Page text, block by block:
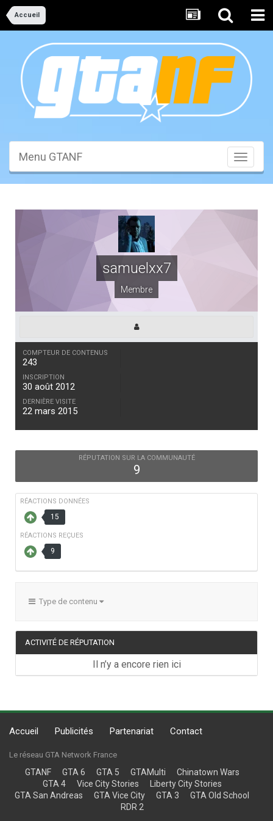
Accueil
Toggle
Menu GTANF
samuelxx7
Membre
COMPTEUR DE CONTENUS
243
INSCRIPTION
30 août 2012
DERNIÈRE VISITE
22 mars 2015
RÉPUTATION SUR LA COMMUNAUTÉ
9
RÉACTIONS DONNÉES
15
RÉACTIONS REÇUES
9
Type de contenu
ACTIVITÉ DE RÉPUTATION
Il n’y a encore rien ici
Accueil Publicités Partenariat Contact
Le réseau GTA Network France
GTANF GTA 6 GTA 5 GTAMulti
Chinatown Wars
GTA 4
Vice City Stories
Liberty City Stories
GTA San Andreas
GTA Vice City GTA 3
GTA Old School
RDR 2